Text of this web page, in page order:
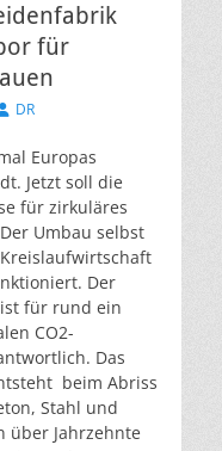
für
DR
Europas
Jetzt soll die
für zirkuläres
Umbau selbst
Der
für rund ein
CO2-
Das
beim Abriss
Stahl und
über Jahrzehnte